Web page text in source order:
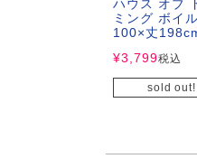
ハウス オブ
ミング ボイ
100×丈
¥3,799税込
sold out!